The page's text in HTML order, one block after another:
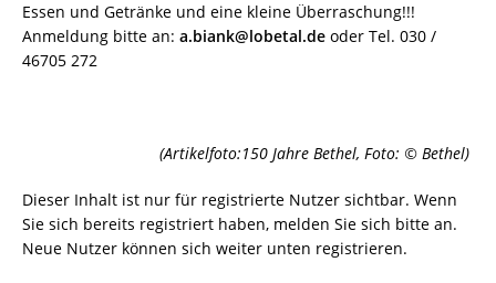
Essen und Getränke und eine kleine Überraschung!!!
Anmeldung bitte an: a.biank@lobetal.de oder Tel. 030 /
46705 272
(Artikelfoto:150 Jahre Bethel, Foto: © Bethel)
Dieser Inhalt ist nur für registrierte Nutzer sichtbar. Wenn
Sie sich bereits registriert haben, melden Sie sich bitte an.
Neue Nutzer können sich weiter unten registrieren.